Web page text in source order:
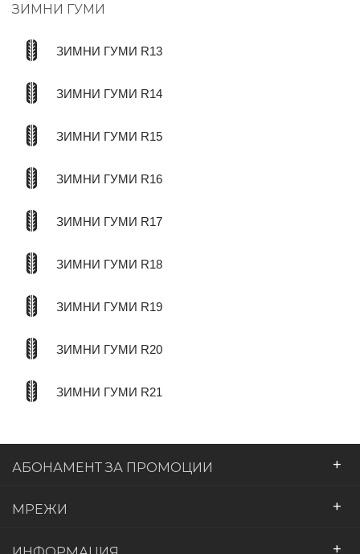
ЗИМНИ ГУМИ
ЗИМНИ ГУМИ R13
ЗИМНИ ГУМИ R14
ЗИМНИ ГУМИ R15
ЗИМНИ ГУМИ R16
ЗИМНИ ГУМИ R17
ЗИМНИ ГУМИ R18
ЗИМНИ ГУМИ R19
ЗИМНИ ГУМИ R20
ЗИМНИ ГУМИ R21
АБОНАМЕНТ ЗА ПРОМОЦИИ +
МРЕЖИ +
+